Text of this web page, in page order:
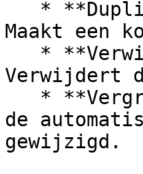
Maakt een
Verwijdert
de
gewijzigd.